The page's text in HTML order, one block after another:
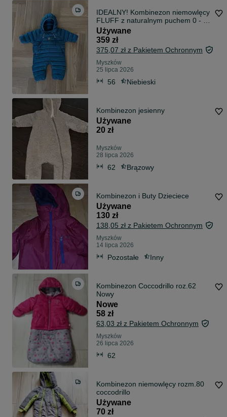
IDEALNY! Kombinezon niemowlęcy
FLUFF z naturalnym puchem 0 - 6
mies.
Używane
359 zł
375,07 zł z Pakietem Ochronnym
Myszków
25 lipca 2026
56 Niebieski
Kombinezon jesienny
Używane
20 zł
Myszków
28 lipca 2026
62 Brązowy
Kombinezon i Buty Dzieciece
Używane
130 zł
138,05 zł z Pakietem Ochronnym
Myszków
14 lipca 2026
Pozostałe Inny
Kombinezon Coccodrillo roz.62
Nowy
Nowe
58 zł
63,03 zł z Pakietem Ochronnym
Myszków
26 lipca 2026
62
Kombinezon niemowlęcy rozm.80
coccodrillo
Używane
70 zł